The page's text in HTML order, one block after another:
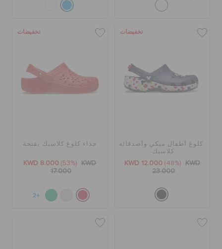
قائمة الامنيات
تحديد موقع المتجرتخفيضات
كلوغ أطفال ميكي وأصدقائه
كلاسيك
KWD 12.000 (48%)
KWD
23.000
تخفيضات
حذاء كلوغ كلاسيك بفتحة
KWD 8.000 (53%)
KWD
17.000
+2